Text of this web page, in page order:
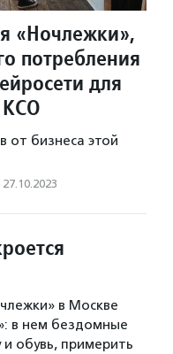
«Ночлежки»,
потребления
для
от бизнеса этой
27.10.2023
в Москве
в нем бездомные
обувь, примерить